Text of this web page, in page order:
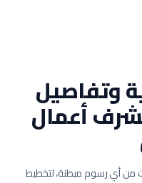
وتفاصيل
أعمال
من أي رسوم مبطنة، لتخطيط